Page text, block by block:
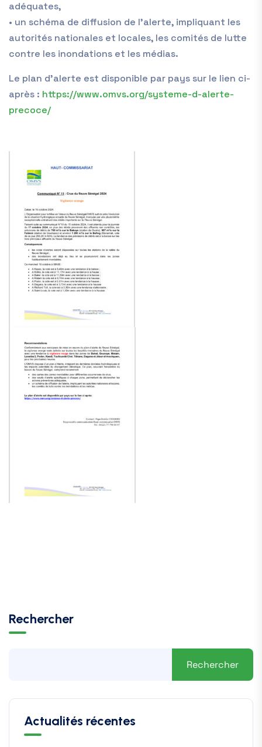
adéquates,
• un schéma de diffusion de l’alerte, impliquant les
autorités nationales et locales, les comités de lutte
contre les inondations et les médias.
Le plan d’alerte est disponible par pays sur le lien ci-
après : https://www.omvs.org/systeme-d-alerte-
precoce/
Rechercher
Rechercher
Actualités récentes